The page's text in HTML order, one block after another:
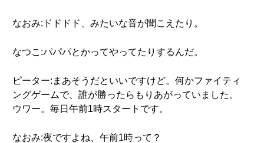
なおみ:ドドドド、みたいな音が聞こえたり。
なつこ:パパパとかってやってたりするんだ。
ピーター:まあそうだといいですけど。何かファイティ
ングゲームで、誰が勝ったらもりあがっていました。
ウワー。毎日午前1時スタートです。
なおみ:夜ですよね、午前1時って？